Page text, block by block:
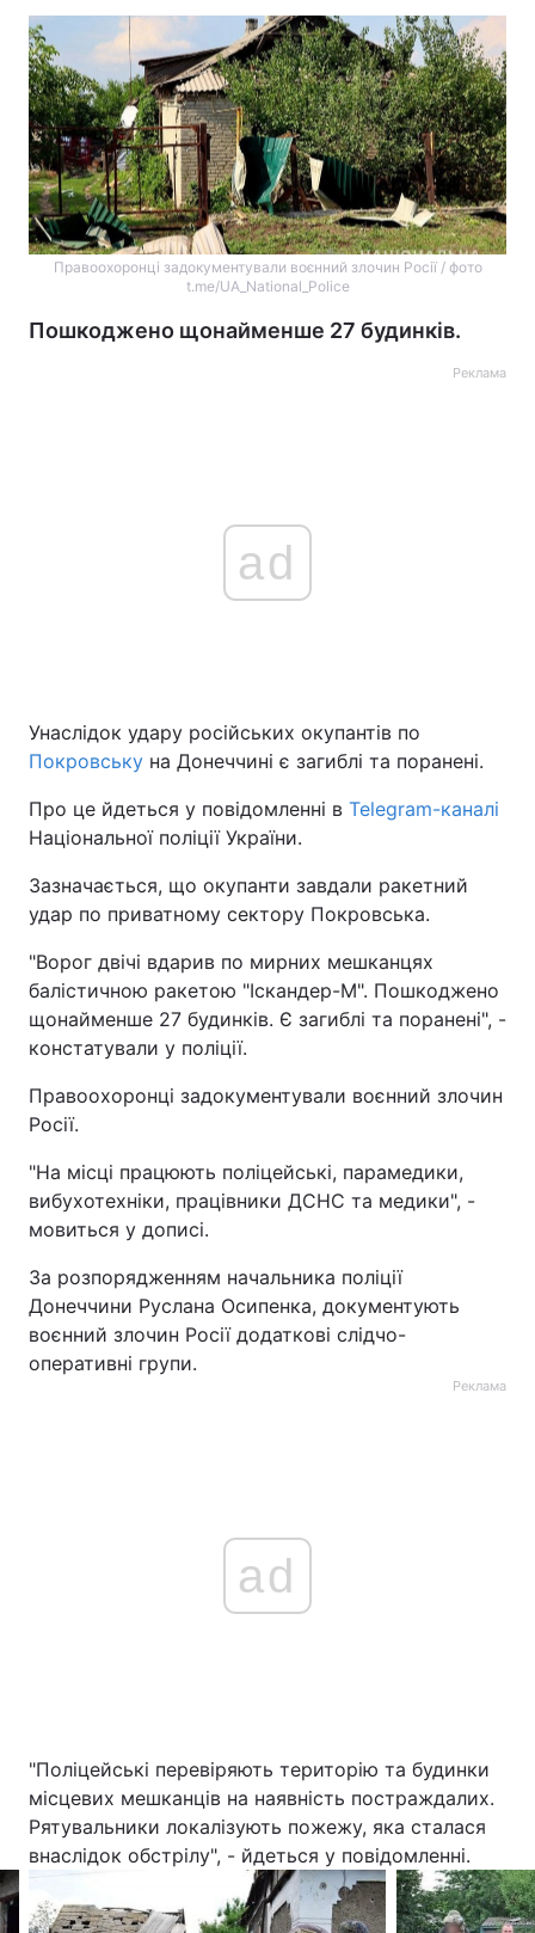
Правоохоронці задокументували воєнний злочин Росії / фото
t.me/UA_National_Police
Пошкоджено щонайменше 27 будинків.
Реклама
ad
Унаслідок удару російських окупантів по
Покровську на Донеччині є загиблі та поранені.
Про це йдеться у повідомленні в Telegram-каналі
Національної поліції України.
Зазначається, що окупанти завдали ракетний
удар по приватному сектору Покровська.
"Ворог двічі вдарив по мирних мешканцях
балістичною ракетою "Іскандер-М". Пошкоджено
щонайменше 27 будинків. Є загиблі та поранені", -
констатували у поліції.
Правоохоронці задокументували воєнний злочин
Росії.
"На місці працюють поліцейські, парамедики,
вибухотехніки, працівники ДСНС та медики", -
мовиться у дописі.
За розпорядженням начальника поліції
Донеччини Руслана Осипенка, документують
воєнний злочин Росії додаткові слідчо-
оперативні групи.
Реклама
ad
"Поліцейські перевіряють територію та будинки
місцевих мешканців на наявність постраждалих.
Рятувальники локалізують пожежу, яка сталася
внаслідок обстрілу", - йдеться у повідомленні.